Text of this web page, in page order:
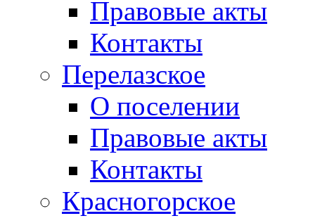
Правовые акты
Контакты
Перелазское
О поселении
Правовые акты
Контакты
Красногорское